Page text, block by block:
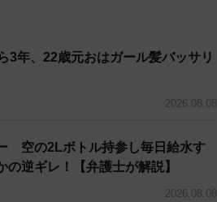
だったんやで」（セルゥゥゥゥァ
バシーに関する意識の違いについ
者が冷静かつ優しく対応した一方
人によって受け取り方が大きく異
会のルールのバランスをどう取るべ
3年、22歳元おはガール髪バッサリ
2026.08.08
空の2Lボトル持参し毎日給水す
逆ギレ！【弁護士が解説】
2026.08.08